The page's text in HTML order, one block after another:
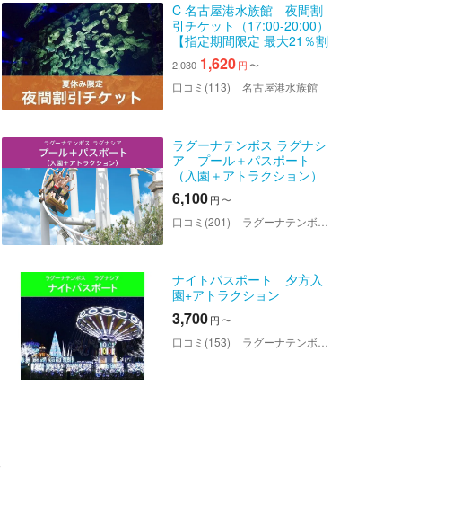
C 名古屋港水族館 夜間割
引チケット（17:00-20:00）
【指定期間限定 最大21％割
2,030 1,620円 〜
口コミ(113) 名古屋港水族館
ラグーナテンボス ラグナシ
ア プール＋パスポート
（入園＋アトラクション）
6,100円 〜
口コミ(201) ラグーナテンボス ラグナシア
ナイトパスポート 夕方入
園+アトラクション
3,700円 〜
口コミ(153) ラグーナテンボス ラグナシア